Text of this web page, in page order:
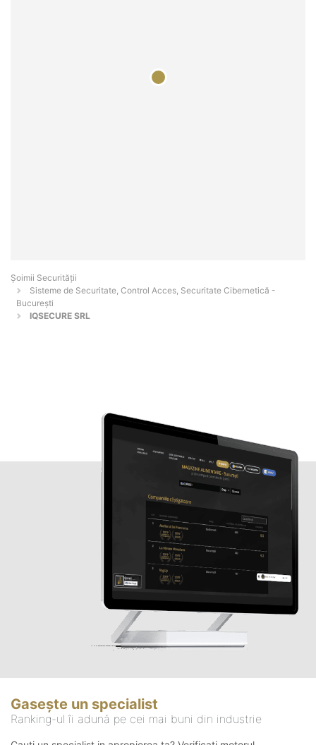
Șoimii Securității
Sisteme de Securitate, Control Acces, Securitate Cibernetică -
Bucureşti
IQSECURE SRL
Gasește un specialist
Ranking-ul îi adună pe cei mai buni din industrie